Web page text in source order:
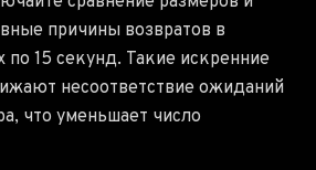
причины возвратов в
по 15 секунд. Такие искренние
несоответствие ожиданий
что уменьшает число